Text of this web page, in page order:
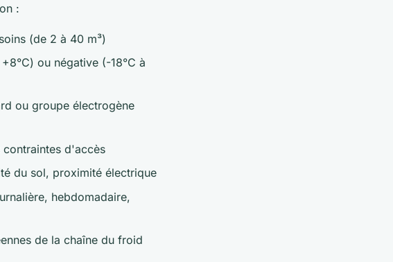
:
(de 2 à 40 m³)
ou négative (-18°C à
ou groupe électrogène
d'accès
du sol, proximité électrique
hebdomadaire,
de la chaîne du froid